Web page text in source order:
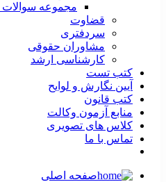
مجموعه
قضاوت
سردفتری
مشاوران حقوقی
کارشناسی ارشد
کتب تست
آیین نگارش و لوایح
کتب قانون
منابع آزمون وکالت
کلاس های تصویری
تماس با ما
صفحه اصلی